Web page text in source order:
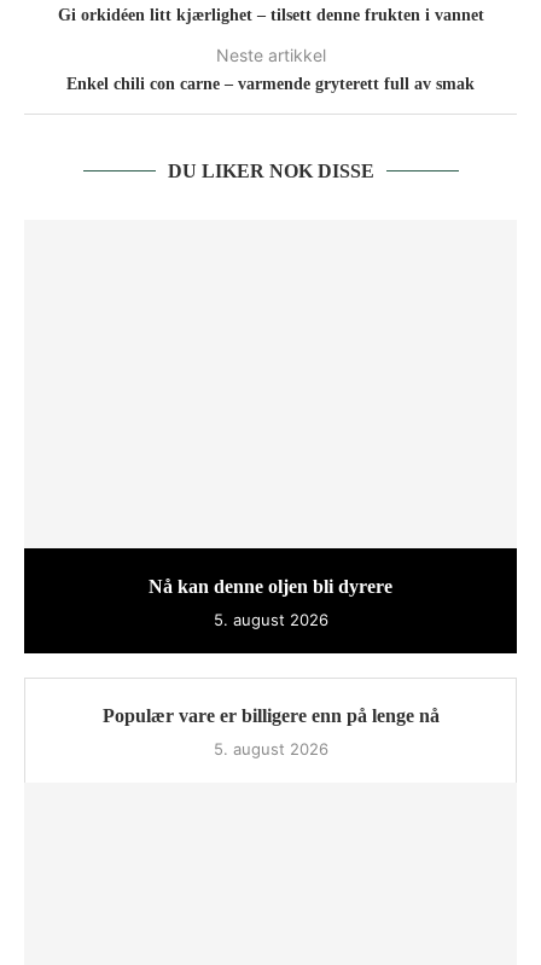
Gi orkidéen litt kjærlighet – tilsett denne frukten i vannet
Neste artikkel
Enkel chili con carne – varmende gryterett full av smak
DU LIKER NOK DISSE
Nå kan denne oljen bli dyrere
5. august 2026
Populær vare er billigere enn på lenge nå
5. august 2026